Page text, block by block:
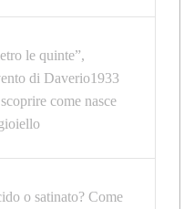
le quinte”,
di Daverio1933
come nasce
o satinato? Come